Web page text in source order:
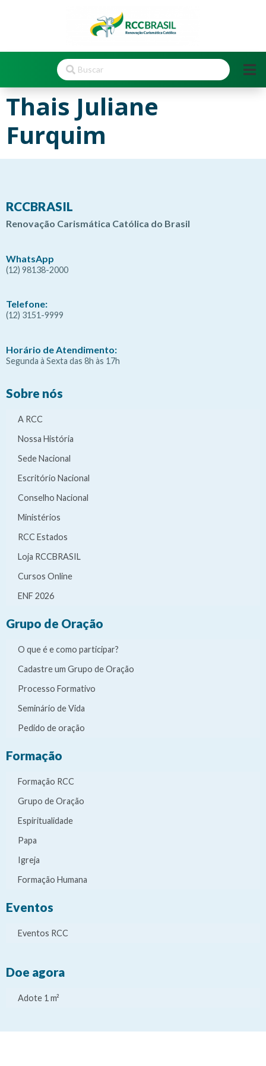
Thais Juliane
Furquim
RCCBRASIL
Renovação Carismática Católica do Brasil
WhatsApp
(12) 98138-2000
Telefone:
(12) 3151-9999
Horário de Atendimento:
Segunda à Sexta das 8h às 17h
Sobre nós
A RCC
Nossa História
Sede Nacional
Escritório Nacional
Conselho Nacional
Ministérios
RCC Estados
Loja RCCBRASIL
Cursos Online
ENF 2026
Grupo de Oração
O que é e como participar?
Cadastre um Grupo de Oração
Processo Formativo
Seminário de Vida
Pedido de oração
Formação
Formação RCC
Grupo de Oração
Espiritualidade
Papa
Igreja
Formação Humana
Eventos
Eventos RCC
Doe agora
Adote 1 m²